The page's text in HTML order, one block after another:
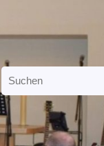
for: